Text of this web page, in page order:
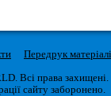
Передрук
Всі права захищені.
сайту заборонено.